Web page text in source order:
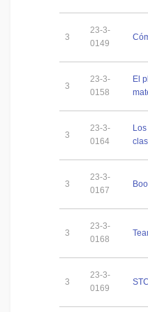
3
23-3-
0149
3
23-3-
0158
El
3
23-3-
0164
3
23-3-
0167
3
23-3-
0168
3
23-3-
0169